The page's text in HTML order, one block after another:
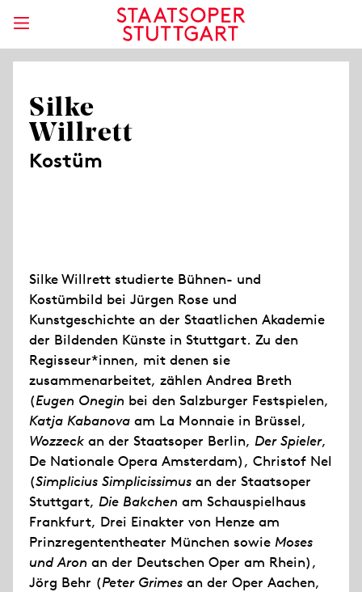
Silke
Willrett
Kostüm
Silke Willrett studierte Bühnen- und
Kostümbild bei Jürgen Rose und
Kunstgeschichte an der Staatlichen Akademie
der Bildenden Künste in Stuttgart. Zu den
Regisseur*innen, mit denen sie
zusammenarbeitet, zählen Andrea Breth
(Eugen Onegin bei den Salzburger Festspielen,
Katja Kabanova am La Monnaie in Brüssel,
Wozzeck an der Staatsoper Berlin, Der Spieler,
De Nationale Opera Amsterdam), Christof Nel
(Simplicius Simplicissimus an der Staatsoper
Stuttgart, Die Bakchen am Schauspielhaus
Frankfurt, Drei Einakter von Henze am
Prinzregententheater München sowie Moses
und Aron an der Deutschen Oper am Rhein),
Jörg Behr (Peter Grimes an der Oper Aachen,